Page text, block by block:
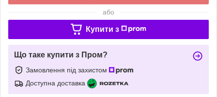
або
Купити з
Що таке купити з Пром?
Замовлення під захистом
Доступна доставка